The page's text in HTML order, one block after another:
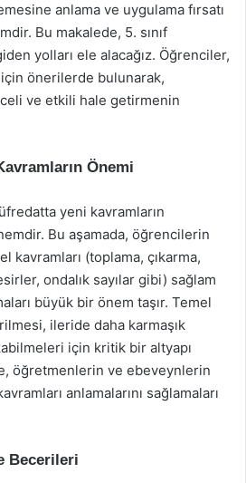
anlama ve uygulama fırsatı
Bu makalede, 5. sınıf
yolları ele alacağız. Öğrenciler,
önerilerde bulunarak,
ve etkili hale getirmenin
Önemi
yeni kavramların
Bu aşamada, öğrencilerin
kavramları (toplama, çıkarma,
ondalık sayılar gibi) sağlam
büyük bir önem taşır. Temel
ileride daha karmaşık
için kritik bir altyapı
öğretmenlerin ve ebeveynlerin
anlamalarını sağlamaları
Becerileri